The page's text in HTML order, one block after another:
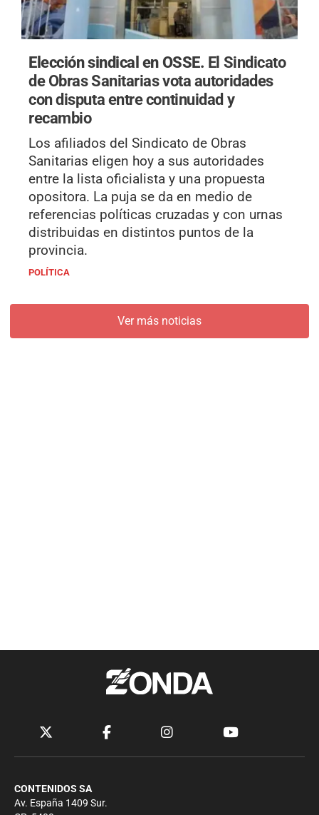
Elección sindical en OSSE. El Sindicato
de Obras Sanitarias vota autoridades
con disputa entre continuidad y
recambio
Los afiliados del Sindicato de Obras
Sanitarias eligen hoy a sus autoridades
entre la lista oficialista y una propuesta
opositora. La puja se da en medio de
referencias políticas cruzadas y con urnas
distribuidas en distintos puntos de la
provincia.
POLÍTICA
Ver más noticias
CONTENIDOS SA
Av. España 1409 Sur.